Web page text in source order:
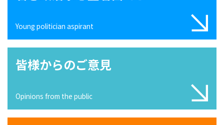
Young politician aspirant
皆様からのご意見
Opinions from the public